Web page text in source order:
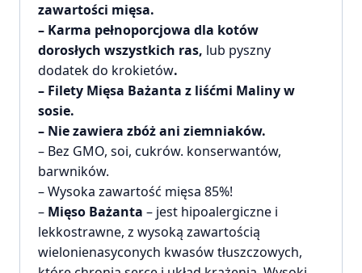
zawartości mięsa.
– Karma pełnoporcjowa dla kotów
dorosłych wszystkich ras, lub pyszny
dodatek do krokietów.
– Filety Mięsa Bażanta z liśćmi Maliny w
sosie.
– Nie zawiera zbóż ani ziemniaków.
– Bez GMO, soi, cukrów. konserwantów,
barwników.
– Wysoka zawartość mięsa 85%!
– Mięso Bażanta – jest hipoalergiczne i
lekkostrawne, z wysoką zawartością
wielonienasyconych kwasów tłuszczowych,